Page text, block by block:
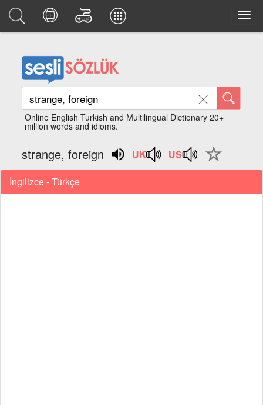
Online English Turkish and Multilingual Dictionary 20+
million words and idioms.
strange, foreign
İngilizce - Türkçe